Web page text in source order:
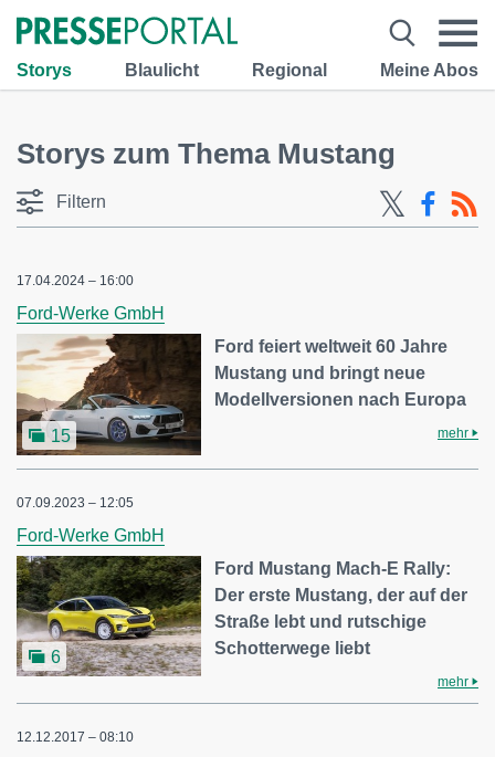
Storys Blaulicht Regional Meine Abos
Storys zum Thema Mustang
Filtern
17.04.2024 – 16:00
Ford-Werke GmbH
15
Ford feiert weltweit 60 Jahre
Mustang und bringt neue
Modellversionen nach Europa
mehr
07.09.2023 – 12:05
Ford-Werke GmbH
6
Ford Mustang Mach-E Rally:
Der erste Mustang, der auf der
Straße lebt und rutschige
Schotterwege liebt
mehr
12.12.2017 – 08:10